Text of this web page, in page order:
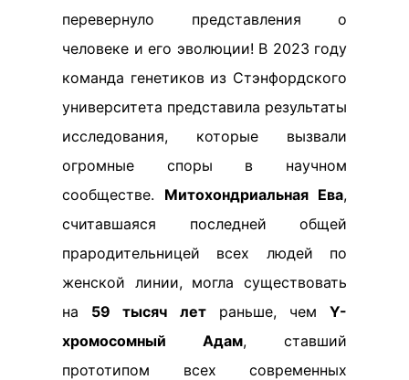
перевернуло представления о
человеке и его эволюции! В 2023 году
команда генетиков из Стэнфордского
университета представила результаты
исследования, которые вызвали
огромные споры в научном
сообществе. Митохондриальная Ева,
считавшаяся последней общей
прародительницей всех людей по
женской линии, могла существовать
на 59 тысяч летраньше, чемY-
хромосомный Адам, ставший
прототипом всех современных